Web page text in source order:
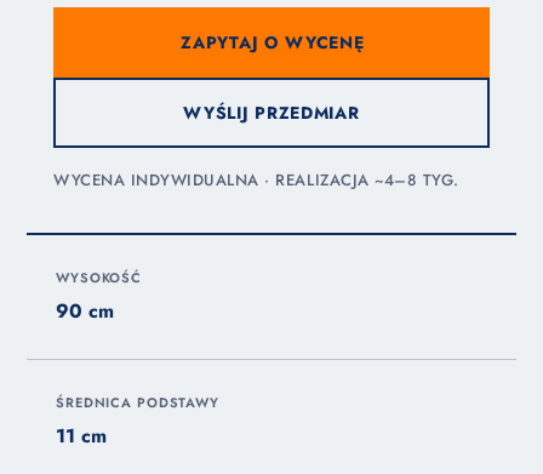
ZAPYTAJ O WYCENĘ
WYŚLIJ PRZEDMIAR
WYCENA INDYWIDUALNA · REALIZACJA ~4–8 TYG.
WYSOKOŚĆ
90 cm
ŚREDNICA PODSTAWY
11 cm